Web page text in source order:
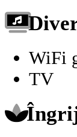
WiFi
TV